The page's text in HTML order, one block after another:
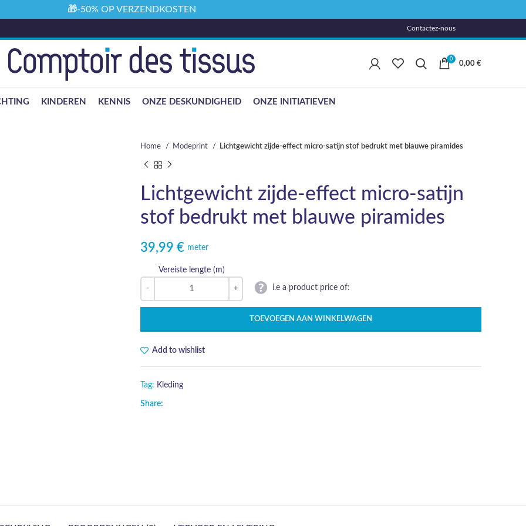
Contactez-nous
0
0,00 €
KINDEREN KENNIS ONZE DESKUNDIGHEID ONZE INITIATIEVEN
Home Modeprint Lichtgewicht zijde-effect micro-satijn stof bedrukt met blauwe piramides
Lichtgewicht zijde-effect micro-satijn
stof bedrukt met blauwe piramides
39,99 € meter
Vereiste lengte (m)
i.e a product price of:
TOEVOEGEN AAN WINKELWAGEN
Add to wishlist
Tag: Kleding
Share:
🎁-50% OP VERZENDKOSTEN